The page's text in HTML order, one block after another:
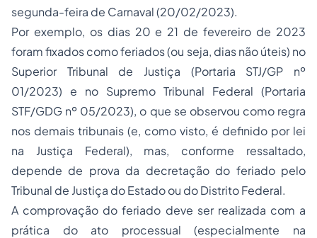
segunda-feira de Carnaval (20/02/2023).
Por exemplo, os dias 20 e 21 de fevereiro de 2023
foram fixados como feriados (ou seja, dias não úteis) no
Superior Tribunal de Justiça (Portaria STJ/GP nº
01/2023) e no Supremo Tribunal Federal (Portaria
STF/GDG nº 05/2023), o que se observou como regra
nos demais tribunais (e, como visto, é definido por lei
na Justiça Federal), mas, conforme ressaltado,
depende de prova da decretação do feriado pelo
Tribunal de Justiça do Estado ou do Distrito Federal.
A comprovação do feriado deve ser realizada com a
prática do ato processual (especialmente na